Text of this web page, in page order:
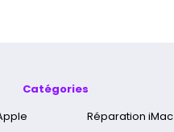
Catégories
Réparation iMac